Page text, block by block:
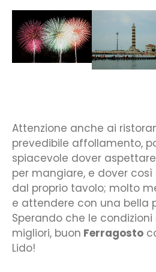
Attenzione anche ai
prevedibile affollamento,
spiacevole dover
per mangiare, e dover
dal proprio tavolo; molto
e attendere con una bella
Sperando che le
migliori, buon Ferragosto
Lido!